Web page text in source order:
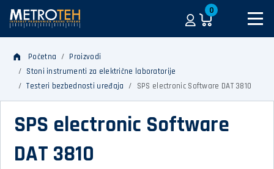
0
Početna
Proizvodi
Stoni instrumenti za električne laboratorije
Testeri bezbednosti uređaja
SPS electronic Software DAT 3810
SPS electronic Software
DAT 3810